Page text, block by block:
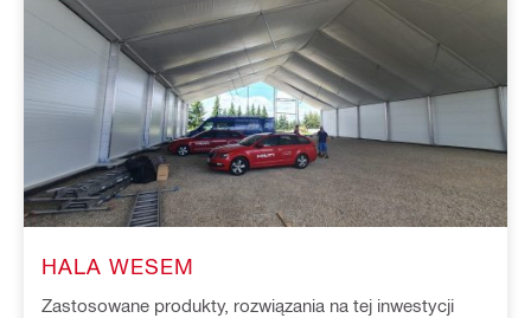
HALA WESEM
Zastosowane produkty, rozwiązania na tej inwestycji